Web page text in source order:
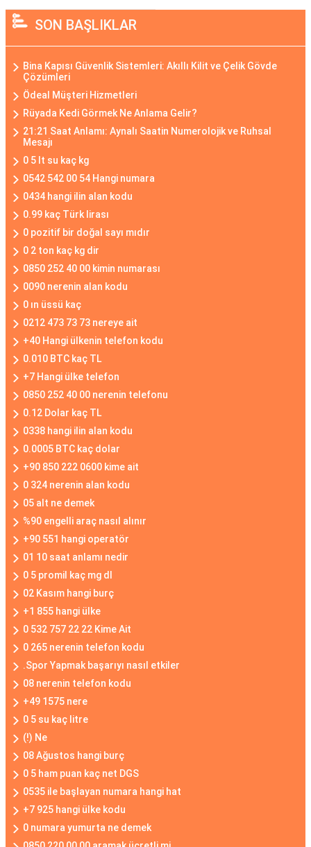
SON BAŞLIKLAR
Bina Kapısı Güvenlik Sistemleri: Akıllı Kilit ve Çelik Gövde
Çözümleri
Ödeal Müşteri Hizmetleri
Rüyada Kedi Görmek Ne Anlama Gelir?
21:21 Saat Anlamı: Aynalı Saatin Numerolojik ve Ruhsal
Mesajı
0 5 lt su kaç kg
0542 542 00 54 Hangi numara
0434 hangi ilin alan kodu
0.99 kaç Türk lirası
0 pozitif bir doğal sayı mıdır
0 2 ton kaç kg dir
0850 252 40 00 kimin numarası
0090 nerenin alan kodu
0 ın üssü kaç
0212 473 73 73 nereye ait
+40 Hangi ülkenin telefon kodu
0.010 BTC kaç TL
+7 Hangi ülke telefon
0850 252 40 00 nerenin telefonu
0.12 Dolar kaç TL
0338 hangi ilin alan kodu
0.0005 BTC kaç dolar
+90 850 222 0600 kime ait
0 324 nerenin alan kodu
05 alt ne demek
%90 engelli araç nasıl alınır
+90 551 hangi operatör
01 10 saat anlamı nedir
0 5 promil kaç mg dl
02 Kasım hangi burç
+1 855 hangi ülke
0 532 757 22 22 Kime Ait
0 265 nerenin telefon kodu
.Spor Yapmak başarıyı nasıl etkiler
08 nerenin telefon kodu
+49 1575 nere
0 5 su kaç litre
(!) Ne
08 Ağustos hangi burç
0 5 ham puan kaç net DGS
0535 ile başlayan numara hangi hat
+7 925 hangi ülke kodu
0 numara yumurta ne demek